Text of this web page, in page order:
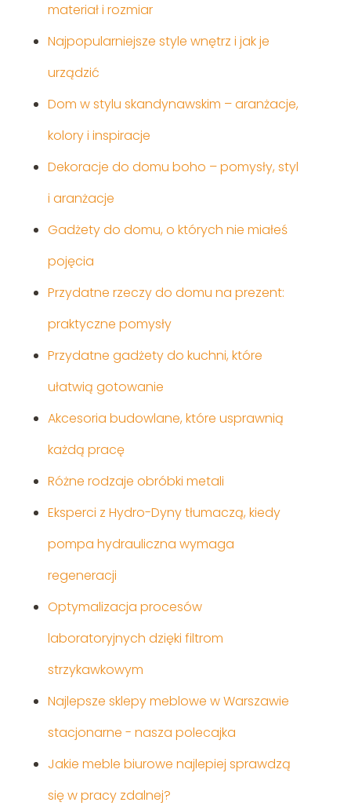
materiał i rozmiar
Najpopularniejsze style wnętrz i jak je
urządzić
Dom w stylu skandynawskim – aranżacje,
kolory i inspiracje
Dekoracje do domu boho – pomysły, styl
i aranżacje
Gadżety do domu, o których nie miałeś
pojęcia
Przydatne rzeczy do domu na prezent:
praktyczne pomysły
Przydatne gadżety do kuchni, które
ułatwią gotowanie
Akcesoria budowlane, które usprawnią
każdą pracę
Różne rodzaje obróbki metali
Eksperci z Hydro-Dyny tłumaczą, kiedy
pompa hydrauliczna wymaga
regeneracji
Optymalizacja procesów
laboratoryjnych dzięki filtrom
strzykawkowym
Najlepsze sklepy meblowe w Warszawie
stacjonarne - nasza polecajka
Jakie meble biurowe najlepiej sprawdzą
się w pracy zdalnej?